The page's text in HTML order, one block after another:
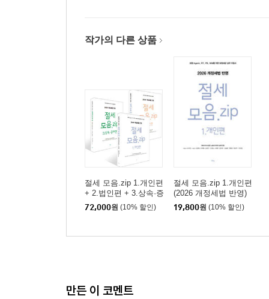
작가의 다른 상품
절세 모음.zip 1.개인편
+ 2.법인편 + 3.상속·증
여편
72,000원 (10% 할인)
절세 모음.zip 1.개인편
(2026 개정세법 반영)
19,800원 (10% 할인)
만든 이 코멘트